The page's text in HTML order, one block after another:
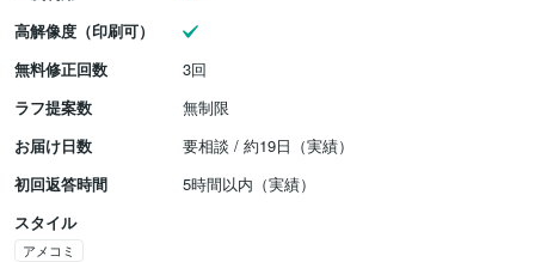
高解像度（印刷可）
無料修正回数
3回
ラフ提案数
無制限
お届け日数
要相談 / 約19日（実績）
初回返答時間
5時間以内（実績）
スタイル
アメコミ